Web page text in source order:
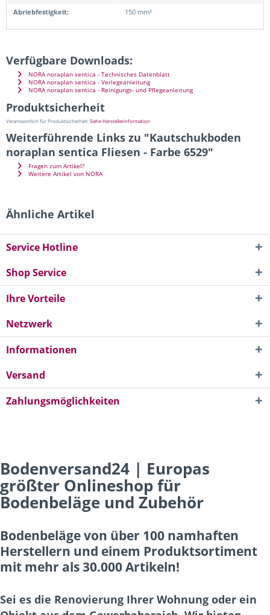
Abriebfestigkeit:
150 mm³
Verfügbare Downloads:
NORA noraplan sentica - Technisches Datenblatt
NORA noraplan sentica - Verlegeanleitung
NORA noraplan sentica - Reinigungs- und Pflegeanleitung
Produktsicherheit
Verantwortlich für Produktsicherheit:Siehe Herstellerinformation
Weiterführende Links zu "Kautschukboden
noraplan sentica Fliesen - Farbe 6529"
Fragen zum Artikel?
Weitere Artikel von NORA
Ähnliche Artikel
Service Hotline
Shop Service
Ihre Vorteile
Netzwerk
Informationen
Versand
Zahlungsmöglichkeiten
Bodenversand24 | Europas
größter Onlineshop für
Bodenbeläge und Zubehör
Bodenbeläge von über 100 namhaften
Herstellern und einem Produktsortiment
mit mehr als 30.000 Artikeln!
Sei es die Renovierung Ihrer Wohnung oder ein